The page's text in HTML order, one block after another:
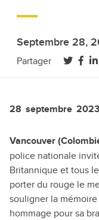
Septembre 28,
Partager
28 septembre 2023
Vancouver
police nationale
Britannique et tous
porter du rouge le
souligner la mémoire
hommage pour sa